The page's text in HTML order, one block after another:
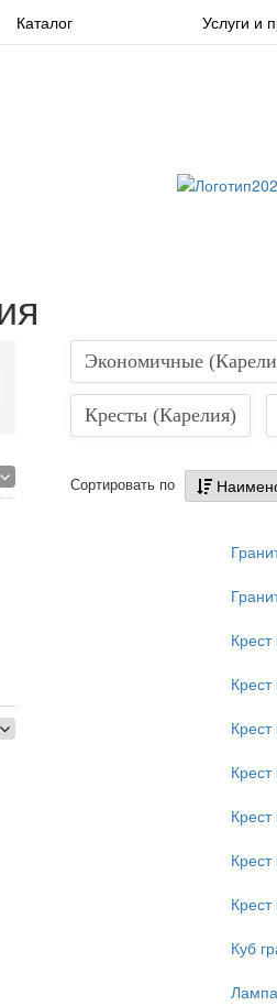
Каталог Услуги и
Экономичные
Кресты (Карелия)
Сортировать по
Куб